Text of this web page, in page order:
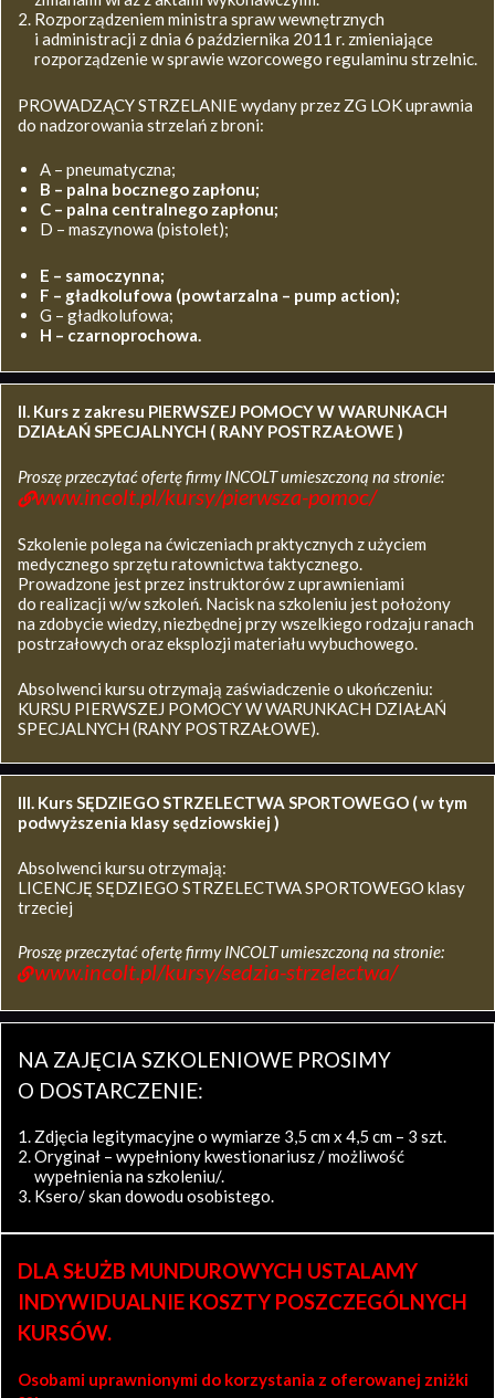
Rozporządzeniem ministra spraw wewnętrznych
i administracji z dnia 6 października 2011 r. zmieniające
rozporządzenie w sprawie wzorcowego regulaminu strzelnic.
PROWADZĄCY STRZELANIE wydany przez ZG LOK uprawnia
do nadzorowania strzelań z broni:
A – pneumatyczna;
B – palna bocznego zapłonu;
C – palna centralnego zapłonu;
D – maszynowa (pistolet);
E – samoczynna;
F – gładkolufowa (powtarzalna – pump action);
G – gładkolufowa;
H – czarnoprochowa.
II. Kurs z zakresu PIERWSZEJ POMOCY W WARUNKACH
DZIAŁAŃ SPECJALNYCH ( RANY POSTRZAŁOWE )
Proszę przeczytać ofertę firmy INCOLT umieszczoną na stronie:
www.incolt.pl/kursy/pierwsza-pomoc/
Szkolenie polega na ćwiczeniach praktycznych z użyciem
medycznego sprzętu ratownictwa taktycznego.
Prowadzone jest przez instruktorów z uprawnieniami
do realizacji w/w szkoleń. Nacisk na szkoleniu jest położony
na zdobycie wiedzy, niezbędnej przy wszelkiego rodzaju ranach
postrzałowych oraz eksplozji materiału wybuchowego.
Absolwenci kursu otrzymają zaświadczenie o ukończeniu:
KURSU PIERWSZEJ POMOCY W WARUNKACH DZIAŁAŃ
SPECJALNYCH (RANY POSTRZAŁOWE).
III. Kurs SĘDZIEGO STRZELECTWA SPORTOWEGO ( w tym
podwyższenia klasy sędziowskiej )
Absolwenci kursu otrzymają:
LICENCJĘ SĘDZIEGO STRZELECTWA SPORTOWEGO klasy
trzeciej
Proszę przeczytać ofertę firmy INCOLT umieszczoną na stronie:
www.incolt.pl/kursy/sedzia-strzelectwa/
NA ZAJĘCIA SZKOLENIOWE PROSIMY
O DOSTARCZENIE:
Zdjęcia legitymacyjne o wymiarze 3,5 cm x 4,5 cm – 3 szt.
Oryginał – wypełniony kwestionariusz / możliwość
wypełnienia na szkoleniu/.
Ksero/ skan dowodu osobistego.
DLA SŁUŻB MUNDUROWYCH USTALAMY
INDYWIDUALNIE KOSZTY POSZCZEGÓLNYCH
KURSÓW.
Osobami uprawnionymi do korzystania z oferowanej zniżki